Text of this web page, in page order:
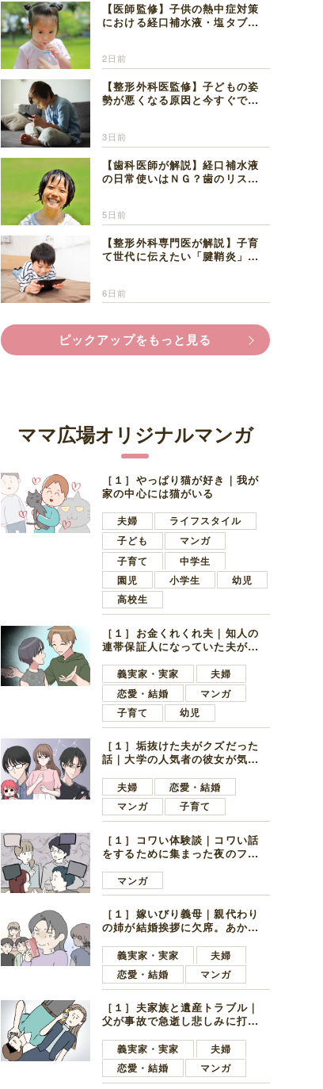
【医師監修】子供の熱中症対策
における経口補水液・塩タブレ
2日前
【整形外科医監修】子どもの姿
勢が悪くなる原因と今すぐでき
3日前
【歯科医師が解説】経口補水液
の日常使いはＮＧ？歯のリスク
5日前
【整形外科専門医が解説】子育
て世代に伝えたい「腱鞘炎」の
6日前
ピックアップをもっと見る
ママ広場オリジナルマンガ
［１］やっぱり猫が好き｜我が
家の中心には猫がいる
夫婦
ライフスタイル
子ども
マンガ
子育て
中学生
園児
小学生
幼児
高校生
［１］お金くれくれ夫｜知人の
連帯保証人になっていた夫が家
言ってきた
義実家・実家
夫婦
恋愛・結婚
マンガ
子育て
幼児
［１］垢抜けた夫がクズだった
話｜大学の人気者の彼女が気に
子学生
夫婦
恋愛・結婚
マンガ
子育て
［１］コワい体験談｜コワい話
をするために集まった夜のファ
好きの男の子ママ
マンガ
［１］嫁いびり義母｜親代わり
の姉が結婚挨拶に欠席。あから
義実家・実家
夫婦
恋愛・結婚
マンガ
［１］夫家族と遺産トラブル｜
父が事故で急逝し悲しみに打ち
ます夫
義実家・実家
夫婦
恋愛・結婚
マンガ